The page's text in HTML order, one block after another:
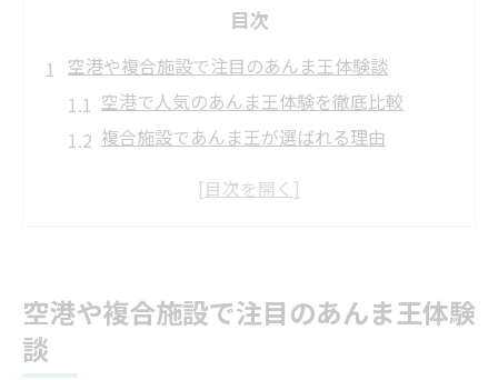
目次
空港や複合施設で注目のあんま王体験談
空港で人気のあんま王体験を徹底比較
複合施設であんま王が選ばれる理由
あんま王体験で得られるリフレッシュ効果
レンタルで広がるあんま王の活用法
空港や複合施設で注目のあんま王体験
談